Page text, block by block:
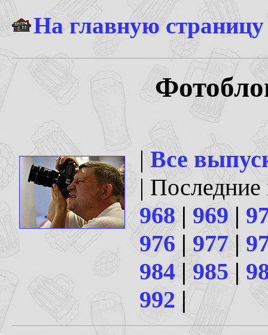
На главную
|Все
|
968| 969|
976 | 977 |
984 | 985|
992 |